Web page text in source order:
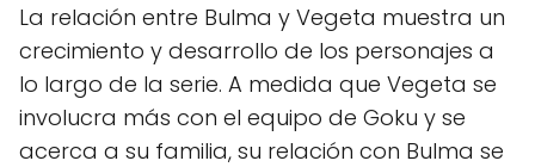
La relación entre Bulma y Vegeta muestra un
crecimiento y desarrollo de los personajes a
lo largo de la serie. A medida que Vegeta se
involucra más con el equipo de Goku y se
acerca a su familia, su relación con Bulma se